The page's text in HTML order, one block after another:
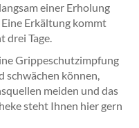
einer Erholung
Erkältung kommt
drei Tage.
Grippeschutzimpfung
schwächen können,
meiden und das
steht Ihnen hier gern